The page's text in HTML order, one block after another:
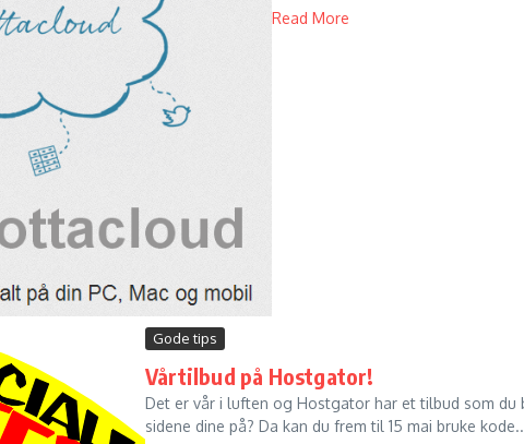
Read More
Gode tips
Vårtilbud på Hostgator!
Det er vår i luften og Hostgator har et tilbud som
sidene dine på? Da kan du frem til 15 mai bruke